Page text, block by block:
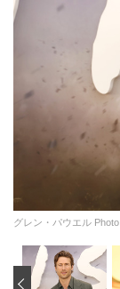
グレン・パウエル